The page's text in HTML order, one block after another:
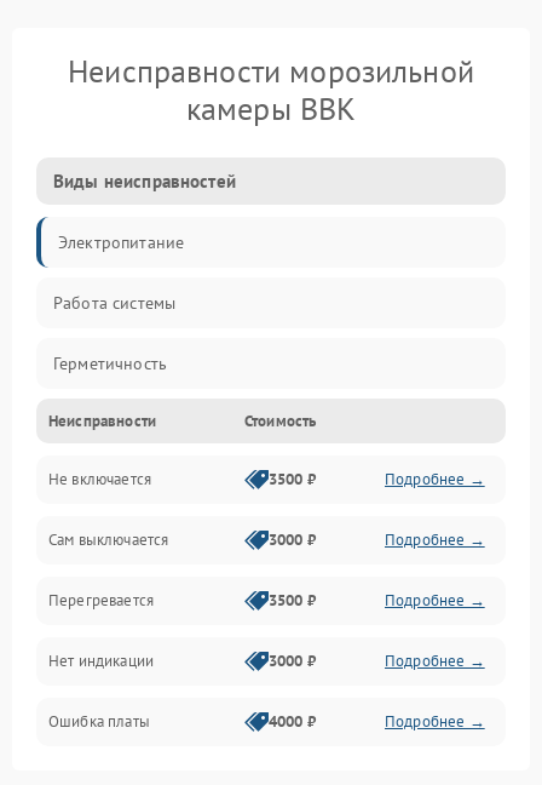
Неисправности морозильной
камеры BBK
Виды неисправностей
Электропитание
Работа системы
Герметичность
Механика
Неисправности Стоимость
Не включается 3500 ₽ Подробнее →
Сам выключается 3000 ₽ Подробнее →
Перегревается 3500 ₽ Подробнее →
Нет индикации 3000 ₽ Подробнее →
Ошибка платы 4000 ₽ Подробнее →